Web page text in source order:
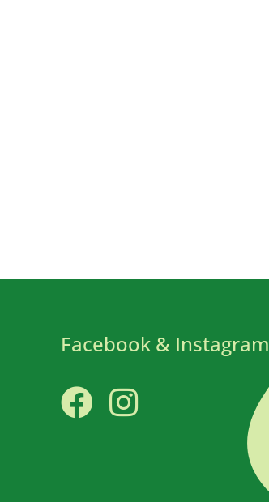
Facebook & Instagram